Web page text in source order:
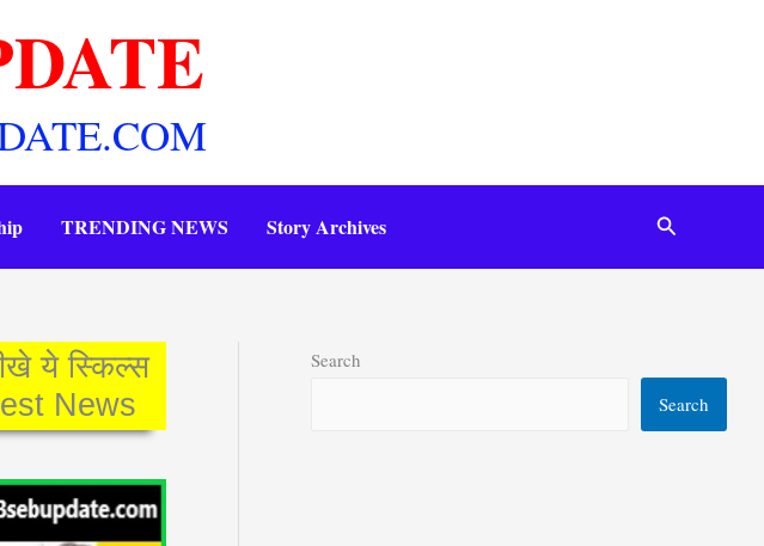
TRENDING NEWS Story Archives Search
ये स्किल्स
News
Search
Search